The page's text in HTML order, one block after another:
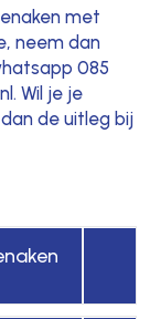
met
neem dan
085
Wil je je
de uitleg bij